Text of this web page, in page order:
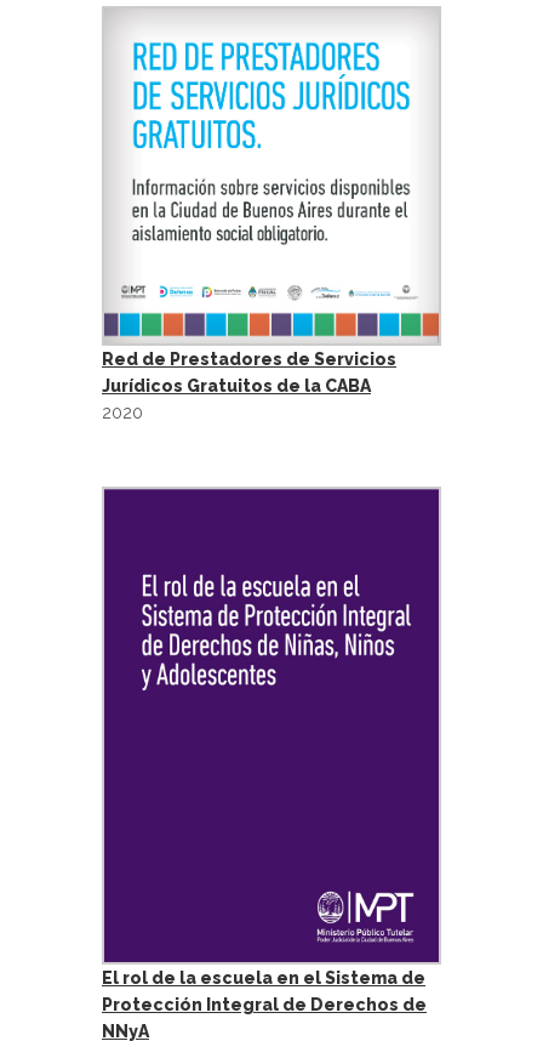
Red de Prestadores de Servicios
Jurídicos Gratuitos de la CABA
2020
El rol de la escuela en el Sistema de
Protección Integral de Derechos de
NNyA